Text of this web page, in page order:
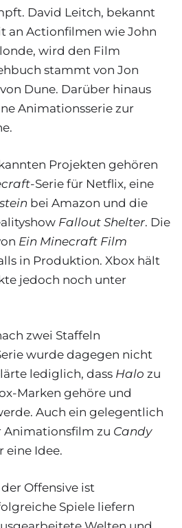
David Leitch, bekannt
an Actionfilmen wie John
wird den Film
stammt von Jon
Dune. Darüber hinaus
Animationsserie zur
Projekten gehören
-Serie für Netflix, eine
bei Amazon und die
Fallout Shelter. Die
Ein Minecraft Film
in Produktion. Xbox hält
jedoch noch unter
zwei Staffeln
wurde dagegen nicht
lediglich, dass Halo zu
Marken gehöre und
Auch ein gelegentlich
Animationsfilm zu Candy
eine Idee.
Offensive ist
Spiele liefern